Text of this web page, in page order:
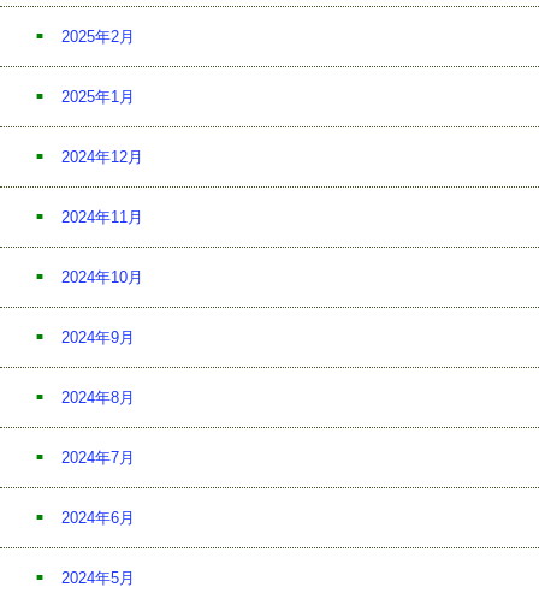
2025年2月
2025年1月
2024年12月
2024年11月
2024年10月
2024年9月
2024年8月
2024年7月
2024年6月
2024年5月